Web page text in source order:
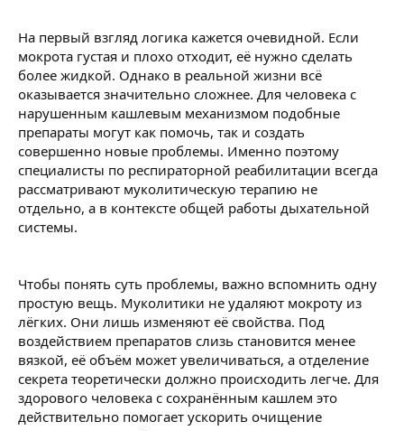
На первый взгляд логика кажется очевидной. Если
мокрота густая и плохо отходит, её нужно сделать
более жидкой. Однако в реальной жизни всё
оказывается значительно сложнее. Для человека с
нарушенным кашлевым механизмом подобные
препараты могут как помочь, так и создать
совершенно новые проблемы. Именно поэтому
специалисты по респираторной реабилитации всегда
рассматривают муколитическую терапию не
отдельно, а в контексте общей работы дыхательной
системы.
Чтобы понять суть проблемы, важно вспомнить одну
простую вещь. Муколитики не удаляют мокроту из
лёгких. Они лишь изменяют её свойства. Под
воздействием препаратов слизь становится менее
вязкой, её объём может увеличиваться, а отделение
секрета теоретически должно происходить легче. Для
здорового человека с сохранённым кашлем это
действительно помогает ускорить очищение